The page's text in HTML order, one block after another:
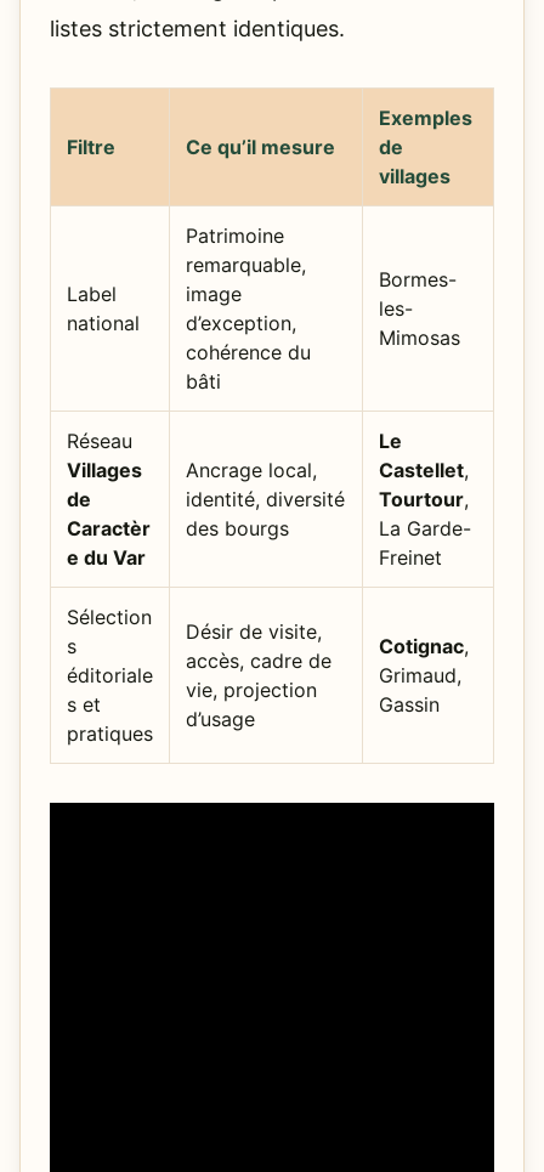
listes strictement identiques.
Filtre Ce qu’il mesure
Exemples
de
villages
Label
national
Patrimoine
remarquable,
image
d’exception,
cohérence du
bâti
Bormes-
les-
Mimosas
Réseau
Villages
de
Caractèr
e du Var
Ancrage local,
identité, diversité
des bourgs
Le
Castellet,
Tourtour,
La Garde-
Freinet
Sélection
s
éditoriale
s et
pratiques
Désir de visite,
accès, cadre de
vie, projection
d’usage
Cotignac,
Grimaud,
Gassin